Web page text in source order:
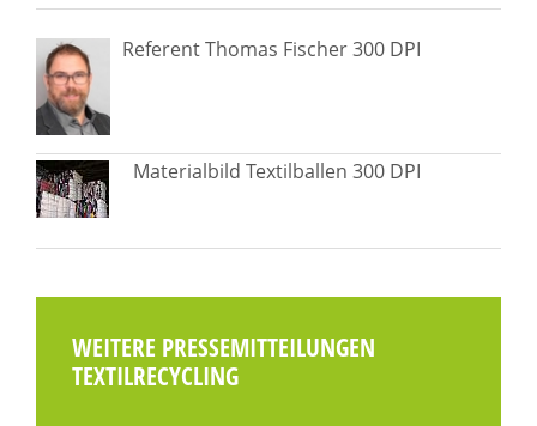
Referent Thomas Fischer 300 DPI
Materialbild Textilballen 300 DPI
WEITERE PRESSEMITTEILUNGEN
TEXTILRECYCLING